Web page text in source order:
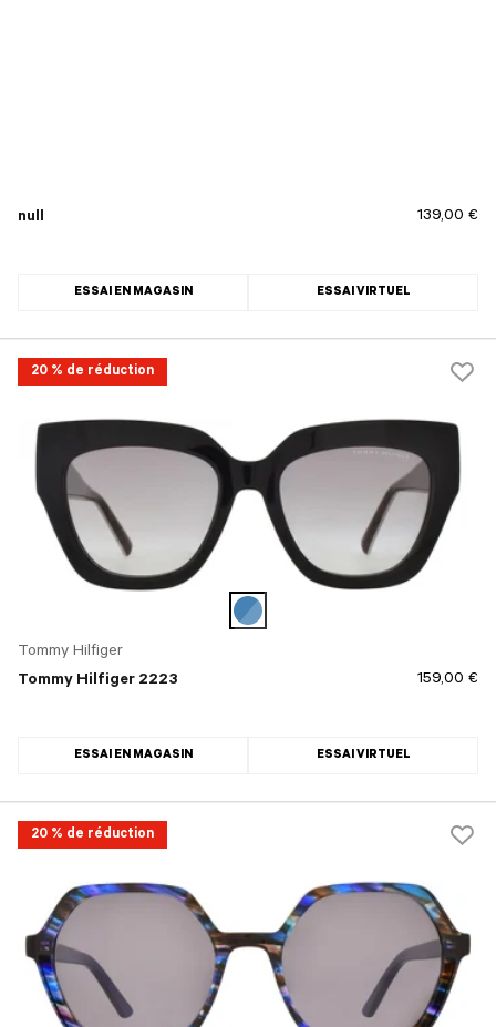
null 139,00 €
ESSAI EN MAGASIN ESSAI VIRTUEL
20 % de réduction
Tommy Hilfiger
Tommy Hilfiger 2223
159,00 €
ESSAI EN MAGASIN ESSAI VIRTUEL
20 % de réduction